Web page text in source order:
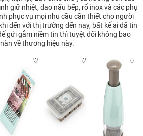
giữ nhiệt, dao nấu bếp, rổ inox và các phụ
phục vụ mọi nhu cầu cần thiết cho người
đến với thị trường đến nay, bất kể ai đã tin
gửi gắm niềm tin thì tuyệt đối không bao
về thương hiệu này.